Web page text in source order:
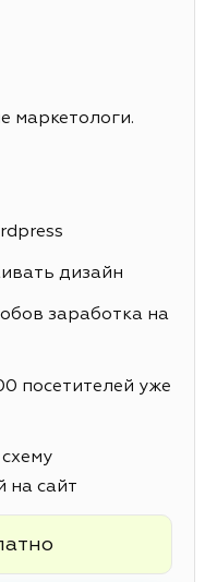
маркетологи.
дизайн
заработка на
посетителей уже
на сайт